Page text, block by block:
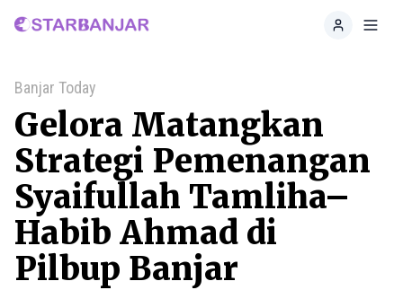
Home
Banjar Today
Gelora Matangkan
Strategi Pemenangan
Syaifullah Tamliha–
Habib Ahmad di
Pilbup Banjar